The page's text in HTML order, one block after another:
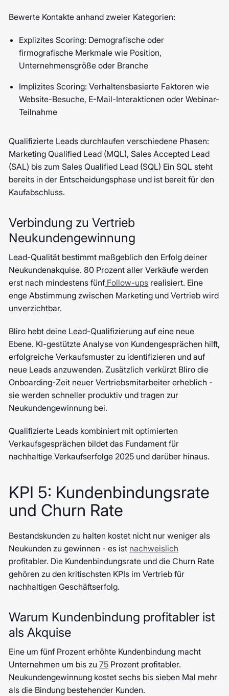
Bewerte Kontakte anhand zweier Kategorien:
Explizites Scoring: Demografische oder
firmografische Merkmale wie Position,
Unternehmensgröße oder Branche
Implizites Scoring: Verhaltensbasierte Faktoren wie
Website-Besuche, E-Mail-Interaktionen oder Webinar-
Teilnahme
Qualifizierte Leads durchlaufen verschiedene Phasen:
Marketing Qualified Lead (MQL), Sales Accepted Lead
(SAL) bis zum Sales Qualified Lead (SQL) Ein SQL steht
bereits in der Entscheidungsphase und ist bereit für den
Kaufabschluss.
Verbindung zu Vertrieb
Neukundengewinnung
Lead-Qualität bestimmt maßgeblich den Erfolg deiner
Neukundenakquise. 80 Prozent aller Verkäufe werden
erst nach mindestens fünf Follow-ups realisiert. Eine
enge Abstimmung zwischen Marketing und Vertrieb wird
unverzichtbar.
Bliro hebt deine Lead-Qualifizierung auf eine neue
Ebene. KI-gestützte Analyse von Kundengesprächen hilft,
erfolgreiche Verkaufsmuster zu identifizieren und auf
neue Leads anzuwenden. Zusätzlich verkürzt Bliro die
Onboarding-Zeit neuer Vertriebsmitarbeiter erheblich -
sie werden schneller produktiv und tragen zur
Neukundengewinnung bei.
Qualifizierte Leads kombiniert mit optimierten
Verkaufsgesprächen bildet das Fundament für
nachhaltige Verkaufserfolge 2025 und darüber hinaus.
KPI 5: Kundenbindungsrate
und Churn Rate
Bestandskunden zu halten kostet nicht nur weniger als
Neukunden zu gewinnen - es ist nachweislich
profitabler. Die Kundenbindungsrate und die Churn Rate
gehören zu den kritischsten KPIs im Vertrieb für
nachhaltigen Geschäftserfolg.
Warum Kundenbindung profitabler ist
als Akquise
Eine um fünf Prozent erhöhte Kundenbindung macht
Unternehmen um bis zu75 Prozent profitabler.
Neukundengewinnung kostet sechs bis sieben Mal mehr
als die Bindung bestehender Kunden.